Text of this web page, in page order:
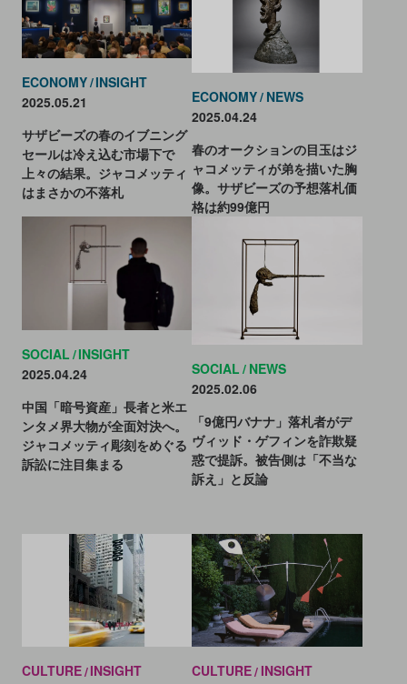
ECONOMY INSIGHT
2025.05.21
サザビーズの春のイブニング
セールは冷え込む市場下で
上々の結果。ジャコメッティ
はまさかの不落札
ECONOMY NEWS
2025.04.24
春のオークションの目玉はジ
ャコメッティが弟を描いた胸
像。サザビーズの予想落札価
格は約99億円
SOCIAL INSIGHT
2025.04.24
中国「暗号資産」長者と米エ
ンタメ界大物が全面対決へ。
ジャコメッティ彫刻をめぐる
訴訟に注目集まる
SOCIAL NEWS
2025.02.06
「9億円バナナ」落札者がデ
ヴィッド・ゲフィンを詐欺疑
惑で提訴。被告側は「不当な
訴え」と反論
CULTURE INSIGHT
CULTURE INSIGHT